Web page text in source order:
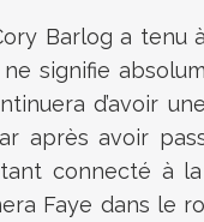
Barlog a
signifie
d’avoir
après avoir
connecté
Faye dans le